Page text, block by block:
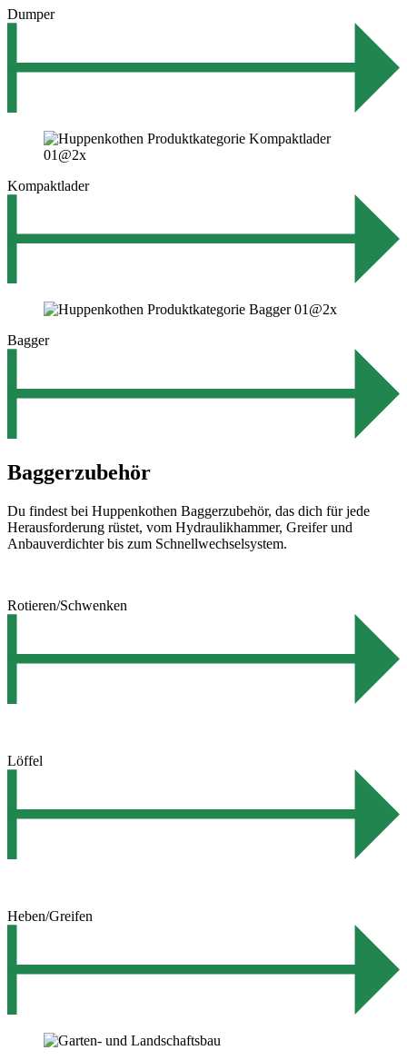
Dumper
Kompaktlader
Bagger
Baggerzubehör
Du findest bei Huppenkothen Baggerzubehör, das dich für jede
Herausforderung rüstet, vom Hydraulikhammer, Greifer und
Anbauverdichter bis zum Schnellwechselsystem.
Rotieren/Schwenken
Löffel
Heben/Greifen